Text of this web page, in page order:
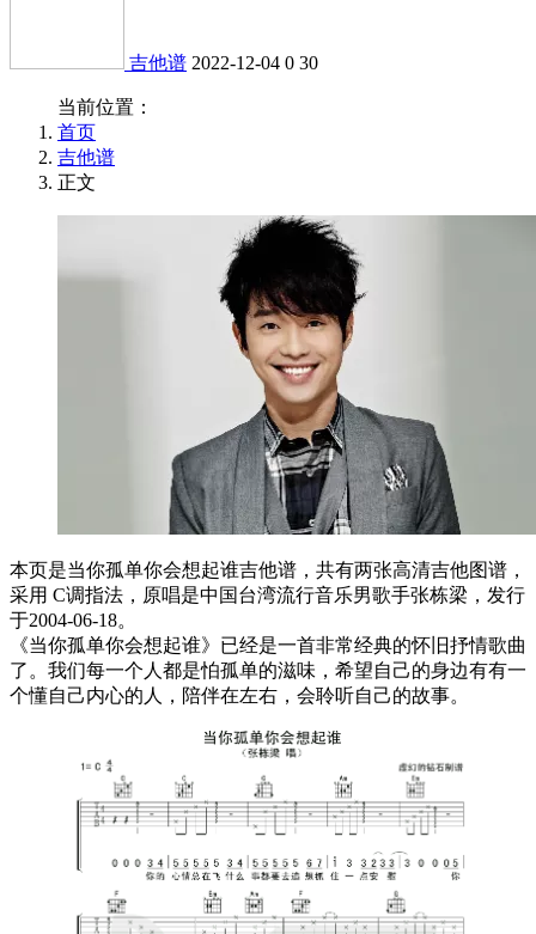
吉他谱 2022-12-04 0 30
当前位置：
首页
吉他谱
正文
本页是当你孤单你会想起谁吉他谱，共有两张高清吉他图谱，
采用 C调指法，原唱是中国台湾流行音乐男歌手张栋梁，发行
于2004-06-18。
《当你孤单你会想起谁》已经是一首非常经典的怀旧抒情歌曲
了。我们每一个人都是怕孤单的滋味，希望自己的身边有有一
个懂自己内心的人，陪伴在左右，会聆听自己的故事。